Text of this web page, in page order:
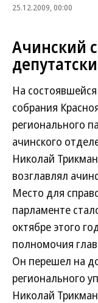
25.12.2009, 00:00
Ачинский
На
собрания
регионального
ачинского
Николай
возглавлял
Место для
парламенте
октябре этого
полномочия
Он перешел на
регионального
Николай